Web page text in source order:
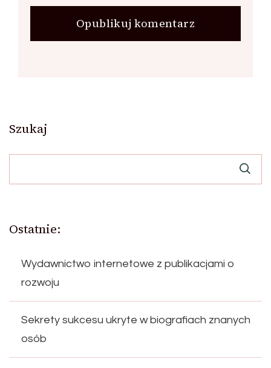
Szukaj
Ostatnie:
Wydawnictwo internetowe z publikacjami o
rozwoju
Sekrety sukcesu ukryte w biografiach znanych
osób